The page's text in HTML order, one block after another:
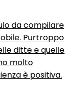
da compilare
Purtroppo
ditte e quelle
molto
è positiva.